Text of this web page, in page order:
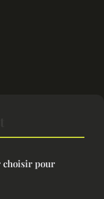
choisir pour